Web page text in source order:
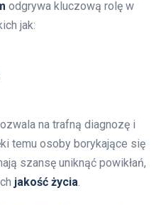
odgrywa kluczową rolę w
jak:
na trafną diagnozę i
temu osoby borykające się
szansę uniknąć powikłań,
jakość życia.